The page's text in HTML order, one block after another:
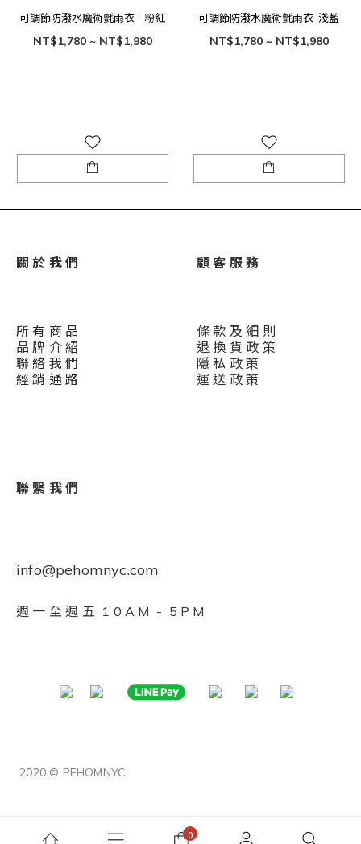
可調節防潑水魔術氈雨衣 - 粉紅
NT$1,780 ~ NT$1,980
可調節防潑水魔術氈雨衣-淺藍
NT$1,780 ~ NT$1,980
前往購物車
關 於 我 們
所 有 商 品
品 牌 介 紹
聯 絡 我 們
經 銷 通 路
顧 客 服 務
條 款 及 細 則
退 換 貨 政 策
隱 私 政 策
運 送 政 策
聯 繫 我 們
info@pehomnyc.com
週 一 至 週 五 1 0 A M - 5 P M
2020 © PEHOMNYC